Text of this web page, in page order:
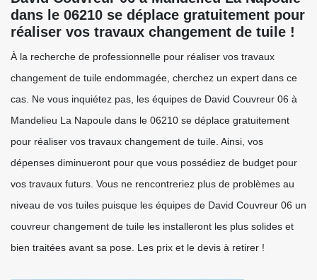
dans le 06210 se déplace gratuitement pour
réaliser vos travaux changement de tuile !
À la recherche de professionnelle pour réaliser vos travaux
changement de tuile endommagée, cherchez un expert dans ce
cas. Ne vous inquiétez pas, les équipes de David Couvreur 06 à
Mandelieu La Napoule dans le 06210 se déplace gratuitement
pour réaliser vos travaux changement de tuile. Ainsi, vos
dépenses diminueront pour que vous possédiez de budget pour
vos travaux futurs. Vous ne rencontreriez plus de problèmes au
niveau de vos tuiles puisque les équipes de David Couvreur 06 un
couvreur changement de tuile les installeront les plus solides et
bien traitées avant sa pose. Les prix et le devis à retirer !